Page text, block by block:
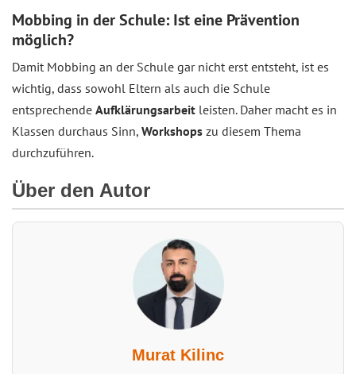
Mobbing in der Schule: Ist eine Prävention
möglich?
Damit Mobbing an der Schule gar nicht erst entsteht, ist es
wichtig, dass sowohl Eltern als auch die Schule
entsprechende Aufklärungsarbeit leisten. Daher macht es in
Klassen durchaus Sinn, Workshops zu diesem Thema
durchzuführen.
Über den Autor
Murat Kilinc